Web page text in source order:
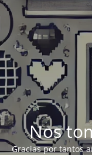
Nos
Gracias por tantos